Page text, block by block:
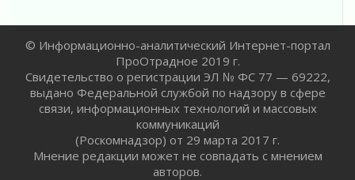
В Ивангороде появилась «Избушка-
воробушка»
Юхла, мука, кантеле и Водяной
01 августа 2026
Лето катится с горки
01 августа 2026
В Ленобласти открылась экспозиция к 150-
© Информационно-аналитический Интернет-портал
ПроОтрадное 2019 г.
Свидетельство о регистрации ЭЛ № ФС 77 — 69222,
выдано Федеральной службой по надзору в сфере
связи, информационных технологий и массовых
коммуникаций
(Роскомнадзор) от 29 марта 2017 г.
Мнение редакции может не совпадать с мнением
авторов.